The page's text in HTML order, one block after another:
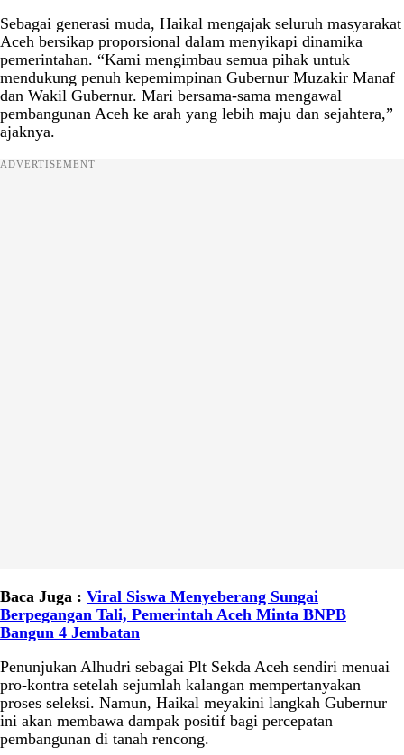
Sebagai generasi muda, Haikal mengajak seluruh masyarakat
Aceh bersikap proporsional dalam menyikapi dinamika
pemerintahan. “Kami mengimbau semua pihak untuk
mendukung penuh kepemimpinan Gubernur Muzakir Manaf
dan Wakil Gubernur. Mari bersama-sama mengawal
pembangunan Aceh ke arah yang lebih maju dan sejahtera,”
ajaknya.
ADVERTISEMENT
Baca Juga : Viral Siswa Menyeberang Sungai
Berpegangan Tali, Pemerintah Aceh Minta BNPB
Bangun 4 Jembatan
Penunjukan Alhudri sebagai Plt Sekda Aceh sendiri menuai
pro-kontra setelah sejumlah kalangan mempertanyakan
proses seleksi. Namun, Haikal meyakini langkah Gubernur
ini akan membawa dampak positif bagi percepatan
pembangunan di tanah rencong.